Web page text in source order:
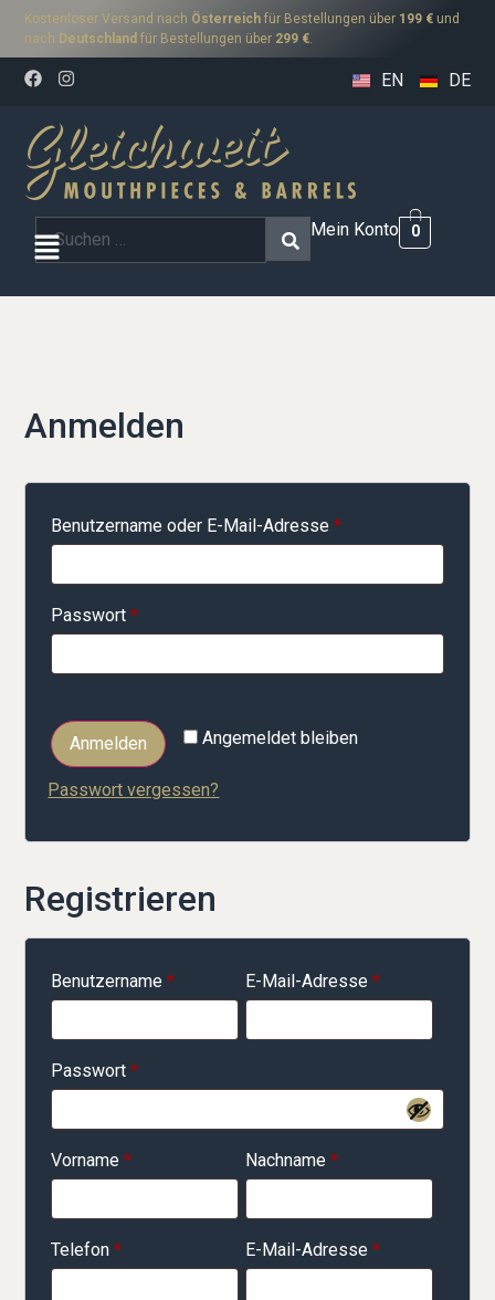
Kostenloser Versand nach Österreich für Bestellungen über 199 € und
nach Deutschland für Bestellungen über 299 €.
EN DE
Mein Konto 0
Anmelden
Benutzername oder E-Mail-Adresse*
Passwort*
Angemeldet bleiben
Anmelden
Passwort vergessen?
Registrieren
Benutzername* E-Mail-Adresse *
Passwort*
Vorname* Nachname *
Telefon* E-Mail-Adresse *